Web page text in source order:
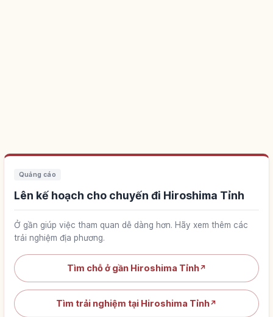
Quảng cáo
Lên kế hoạch cho chuyến đi Hiroshima Tỉnh
Ở gần giúp việc tham quan dễ dàng hơn. Hãy xem thêm các
trải nghiệm địa phương.
Tìm chỗ ở gần Hiroshima Tỉnh↗
Tìm trải nghiệm tại Hiroshima Tỉnh↗